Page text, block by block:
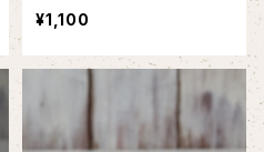
¥1,100